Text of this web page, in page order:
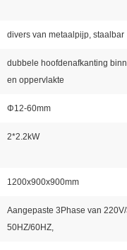
divers van metaalpijp, staalbar
dubbele hoofdenafkanting
en oppervlakte
Φ12-60mm
2*2.2kW
1200x900x900mm
Aangepaste 3Phase van
50HZ/60HZ,